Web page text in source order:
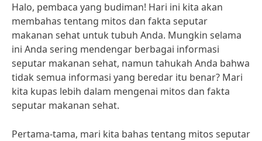
Halo, pembaca yang budiman! Hari ini kita akan
membahas tentang mitos dan fakta seputar
makanan sehat untuk tubuh Anda. Mungkin selama
ini Anda sering mendengar berbagai informasi
seputar makanan sehat, namun tahukah Anda bahwa
tidak semua informasi yang beredar itu benar? Mari
kita kupas lebih dalam mengenai mitos dan fakta
seputar makanan sehat.
Pertama-tama, mari kita bahas tentang mitos seputar